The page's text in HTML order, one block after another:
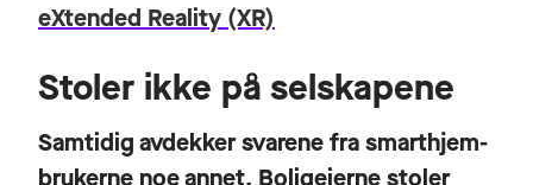
eXtended Reality (XR)
Stoler ikke på selskapene
Samtidig avdekker svarene fra smarthjem-
brukerne noe annet. Boligeierne stoler